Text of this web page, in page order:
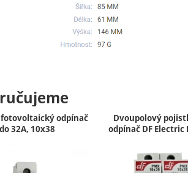
odpínač
do 32A, 10x38
Dvoupolový
odpínač DF Electric